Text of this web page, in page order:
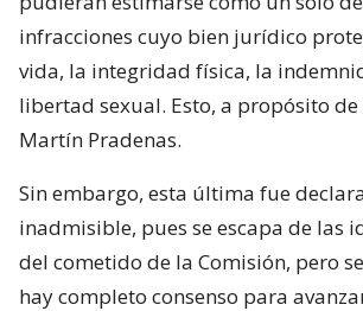
infracciones cuyo bien jurídico
vida, la integridad física, la
libertad sexual. Esto, a propósito de
Martín Pradenas.
Sin embargo, esta última fue
inadmisible, pues se escapa de las
del cometido de la Comisión, pero
hay completo consenso para